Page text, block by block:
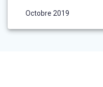
Octobre 2019